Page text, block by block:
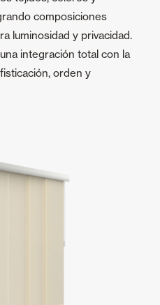
composiciones
luminosidad y privacidad.
integración total con la
orden y